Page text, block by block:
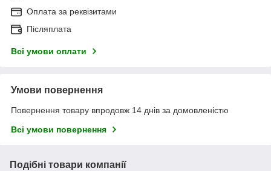
Оплата за реквізитами
Післяплата
Всі умови оплати
Умови повернення
Повернення товару впродовж 14 днів за домовленістю
Всі умови повернення
Подібні товари компанії